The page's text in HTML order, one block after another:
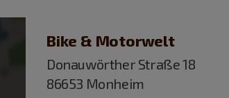
Bike & Motorwelt
Donauwörther Straße 18
86653 Monheim